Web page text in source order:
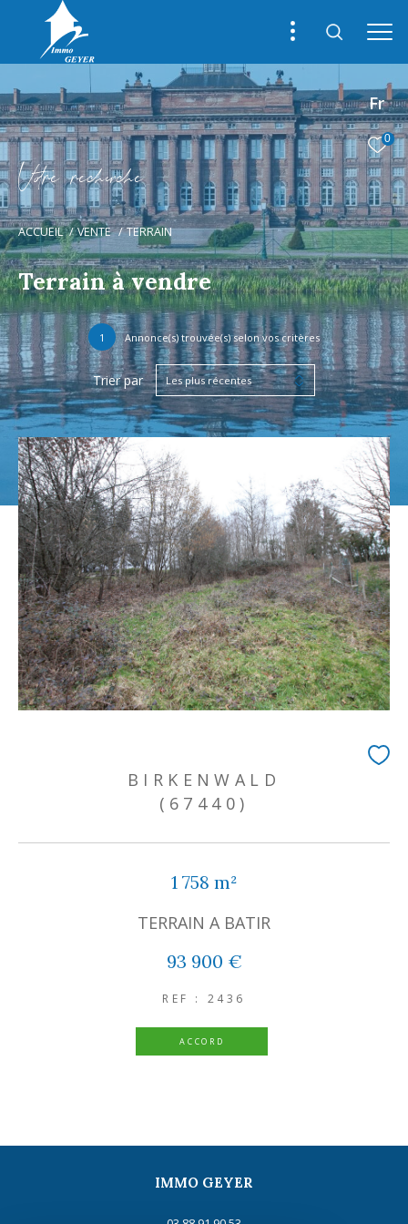
Fr
0
Vore recece
ACCUEIL VENTE TERRAIN
Terrain à vendre
1 Annonce(s) trouvée(s) selon vos critères
Trier par Les plus récentes
BIRKENWALD
(67440)
1 758 m²
TERRAIN A BATIR
93 900 €
REF : 2436
ACCORD
IMMO GEYER